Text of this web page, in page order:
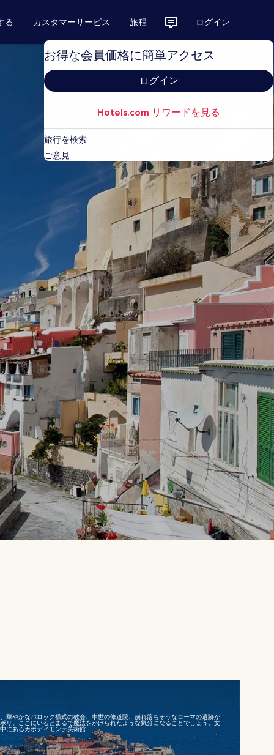
る カスタマーサービス 旅程 ログイン
お得な会員価格に簡単アクセス
ログイン
Hotels.com リワードを見る
旅行を検索
ご意見
華やかなバロック様式の教会、中世の修道院、崩れ落ちそうなローマの遺跡が
リ。ここにいるとまるで魔法をかけられたような気分になることでしょう。文
にあるカポディモンテ美術館...